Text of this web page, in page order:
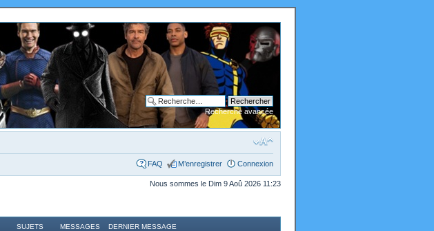
Recherche avancée
FAQ M’enregistrer Connexion
Nous sommes le Dim 9 Aoû 2026 11:23
SUJETS MESSAGES DERNIER MESSAGE